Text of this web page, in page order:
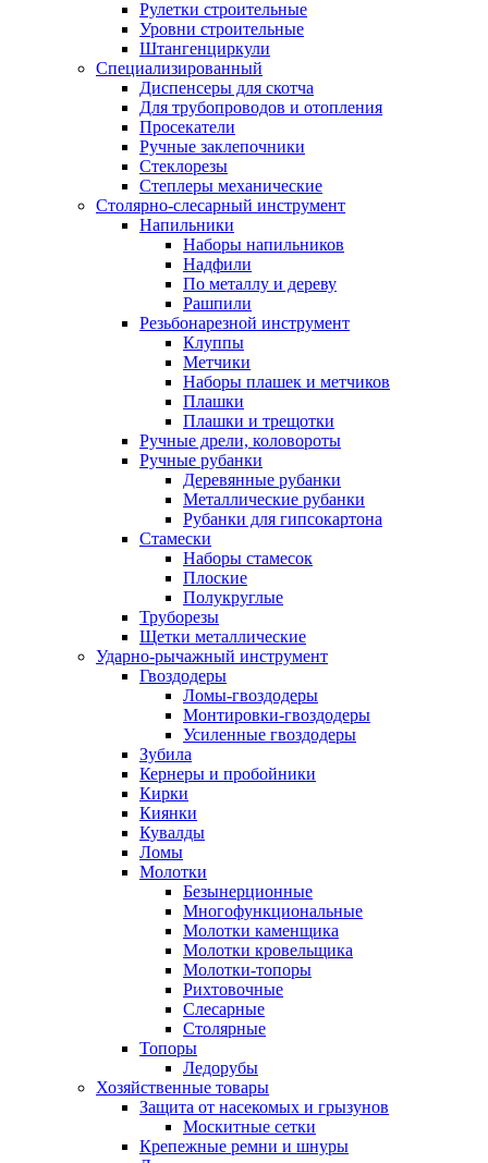
Рулетки строительные
Уровни строительные
Штангенциркули
Специализированный
Диспенсеры для скотча
Для трубопроводов и отопления
Просекатели
Ручные заклепочники
Стеклорезы
Степлеры механические
Столярно-слесарный инструмент
Напильники
Наборы напильников
Надфили
По металлу и дереву
Рашпили
Резьбонарезной инструмент
Клуппы
Метчики
Наборы плашек и метчиков
Плашки
Плашки и трещотки
Ручные дрели, коловороты
Ручные рубанки
Деревянные рубанки
Металлические рубанки
Рубанки для гипсокартона
Стамески
Наборы стамесок
Плоские
Полукруглые
Труборезы
Щетки металлические
Ударно-рычажный инструмент
Гвоздодеры
Ломы-гвоздодеры
Монтировки-гвоздодеры
Усиленные гвоздодеры
Зубила
Кернеры и пробойники
Кирки
Киянки
Кувалды
Ломы
Молотки
Безынерционные
Многофункциональные
Молотки каменщика
Молотки кровельщика
Молотки-топоры
Рихтовочные
Слесарные
Столярные
Топоры
Ледорубы
Хозяйственные товары
Защита от насекомых и грызунов
Москитные сетки
Крепежные ремни и шнуры